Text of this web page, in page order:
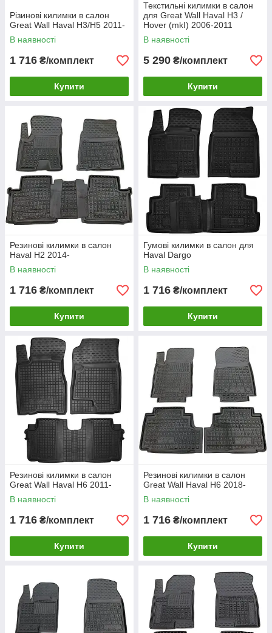
Різинові килимки в салон
Great Wall Haval H3/H5 2011-
В наявності
1 716 ₴/комплект
Купити
Текстильні килимки в салон
для Great Wall Haval H3 /
Hover (mkI) 2006-2011
Premium
В наявності
5 290 ₴/комплект
Купити
Резинові килимки в салон
Haval H2 2014-
В наявності
1 716 ₴/комплект
Купити
Гумові килимки в салон для
Haval Dargo
В наявності
1 716 ₴/комплект
Купити
Резинові килимки в салон
Great Wall Haval H6 2011-
В наявності
1 716 ₴/комплект
Купити
Резинові килимки в салон
Great Wall Haval H6 2018-
В наявності
1 716 ₴/комплект
Купити